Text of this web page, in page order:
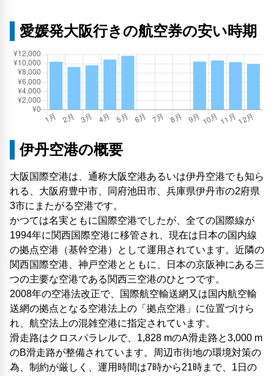
愛媛発大阪行きの航空券の安い時期
伊丹空港の概要
大阪国際空港は、通称大阪空港あるいは伊丹空港でも知ら
れる、大阪府豊中市、同府池田市、兵庫県伊丹市の2府県
3市にまたがる空港です。
かつては名実ともに国際空港でしたが、全ての国際線が
1994年に関西国際空港に移管され、現在は日本の国内線
の拠点空港（基幹空港）として運用されています。近隣の
関西国際空港、神戸空港とともに、日本の京阪神にある三
つの主要な空港である関西三空港のひとつです。
2008年の空港法改正で、国際航空輸送網又は国内航空輸
送網の拠点となる空港法上の「拠点空港」に位置づけら
れ、航空法上の混雑空港に指定されています。
滑走路はクロスパラレルで、1,828 mのA滑走路と3,000 m
のB滑走路が整備されています。周辺市街地の環境対策の
為、制約が厳しく、運用時間は7時から21時まで、1日の